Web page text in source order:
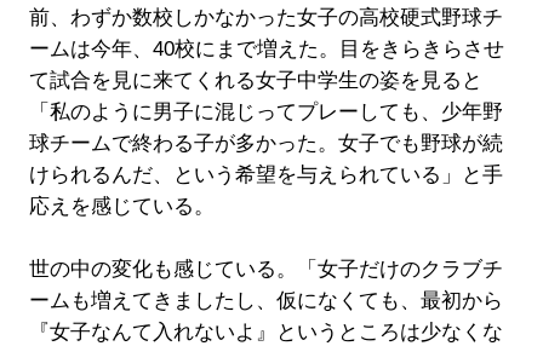
前、わずか数校しかなかった女子の高校硬式野球チ
ームは今年、40校にまで増えた。目をきらきらさせ
て試合を見に来てくれる女子中学生の姿を見ると
「私のように男子に混じってプレーしても、少年野
球チームで終わる子が多かった。女子でも野球が続
けられるんだ、という希望を与えられている」と手
応えを感じている。
世の中の変化も感じている。「女子だけのクラブチ
ームも増えてきましたし、仮になくても、最初から
『女子なんて入れないよ』というところは少なくな